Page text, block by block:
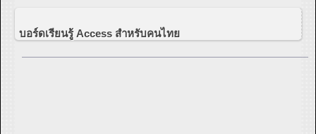
บอร์ดเรียนรู้ Access สำหรับคนไทย